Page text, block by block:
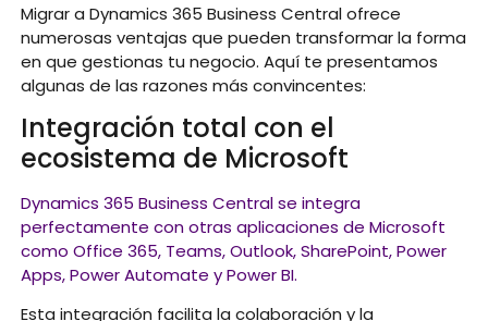
Migrar a Dynamics 365 Business Central ofrece
numerosas ventajas que pueden transformar la forma
en que gestionas tu negocio. Aquí te presentamos
algunas de las razones más convincentes:
Integración total con el
ecosistema de Microsoft
Dynamics 365 Business Central se integra
perfectamente con otras aplicaciones de Microsoft
como Office 365, Teams, Outlook, SharePoint, Power
Apps, Power Automate y Power BI.
Esta integración facilita la colaboración y la